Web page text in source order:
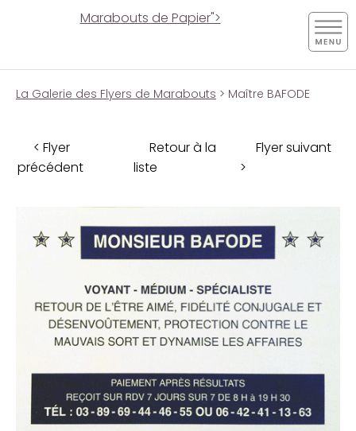
Marabouts de Papier">
La Galerie des Flyers de Marabouts > Maître BAFODE
< Flyer
précédent
Retour à la
liste
Flyer suivant
>